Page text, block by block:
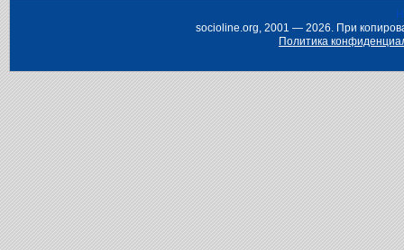
socioline.org, 2001 — 2026. При
Политика